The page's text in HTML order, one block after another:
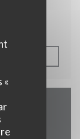
«
UNE NOUVELLE